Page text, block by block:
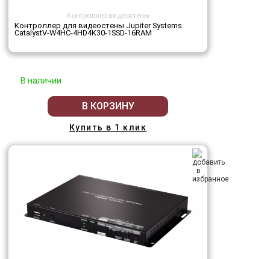
Контроллер видеостены
Контроллер для видеостены Jupiter Systems
CatalystV-W4HC-4HD4K30-1SSD-16RAM
В наличии
В КОРЗИНУ
Купить в 1 клик